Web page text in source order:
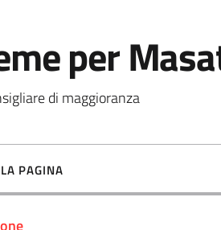
per
di maggioranza
PAGINA